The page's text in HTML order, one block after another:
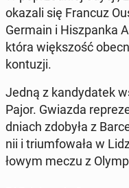
okazali się Francuz
Germain i Hisz­pan­ka
która więk­szość
kon­tu­zji.
Jedną z kan­dy­da­tek
Pajor. Gwiazda
dniach zdobyła z
nii i trium­fo­wa­ła w
ło­wym meczu z